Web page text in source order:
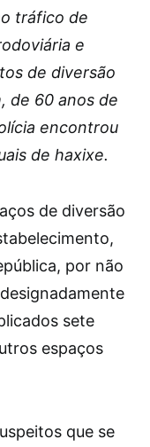
tráfico de
e
de diversão
de 60 anos de
encontrou
de haxixe.
de diversão
por não
sete
espaços
que se